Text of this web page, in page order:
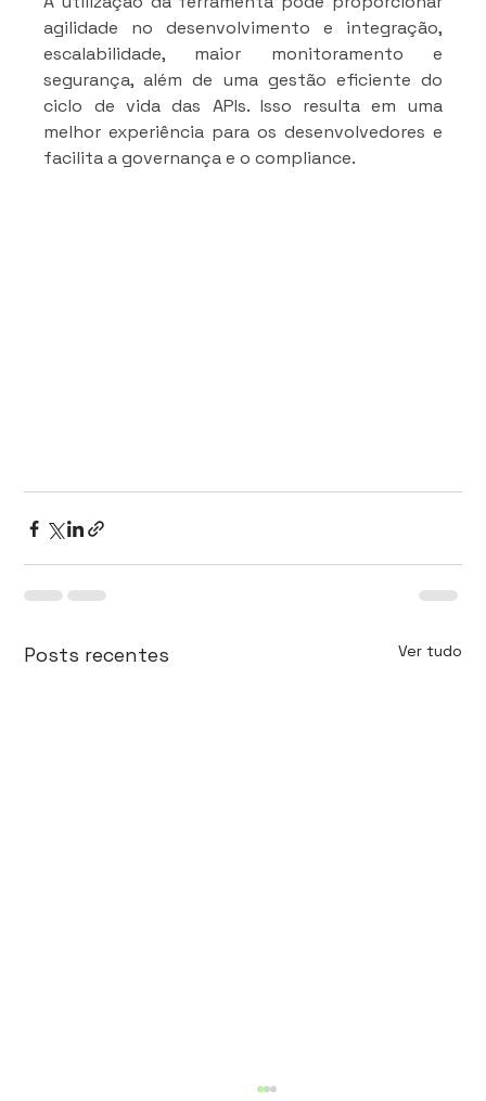
agilidade no desenvolvimento e integração,
escalabilidade, maior monitoramento e
segurança, além de uma gestão eficiente do
ciclo de vida das APIs. Isso resulta em uma
melhor experiência para os desenvolvedores e
facilita a governança e o compliance.
Posts recentes Ver tudo